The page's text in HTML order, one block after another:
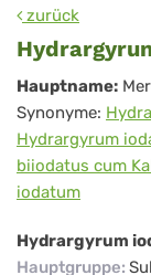
zurück
iodatum
cum
Kalio
jodato
Hauptname:
Synonyme:
Hydrargyrum
biiodatus cum
iodatum
Hydrargyrum
Hauptgruppe: